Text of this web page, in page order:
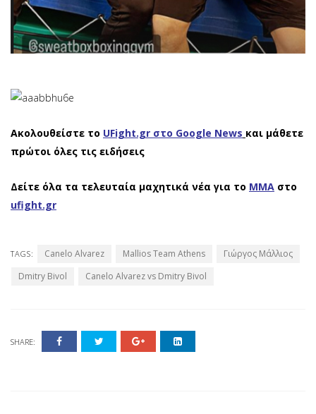
Ακολουθείστε το UFight.gr στο Google News και μάθετε
πρώτοι όλες τις ειδήσεις
Δείτε όλα τα τελευταία μαχητικά νέα για το ΜΜΑ στο
ufight.gr
TAGS: Canelo Alvarez Mallios Team Athens
Γιώργος Μάλλιος
Dmitry Bivol
Canelo Alvarez vs Dmitry Bivol
SHARE: